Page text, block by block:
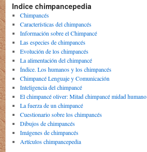
Indice chimpancepedia
Chimpancés
Características del chimpancés
Información sobre el Chimpancé
Las especies de chimpancés
Evolución de los chimpancés
La alimentación del chimpancé
Índice. Los humanos y los chimpancés
Chimpancé Lenguaje y Comunicación
Inteligencia del chimpancé
El chimpancé oliver: Mitad chimpancé midad humano
La fuerza de un chimpancé
Cuestionario sobre los chimpancés
Dibujos de chimpancés
Imágenes de chimpancés
Artículos chimpancepedia